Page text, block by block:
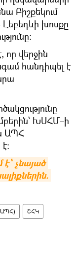
Բիշքեկում
խոսքը
որ վերջին
հանդիպել է
ԽՍՀՄ–ի
ԱՊՀ
չնայած
ՇՀԿ